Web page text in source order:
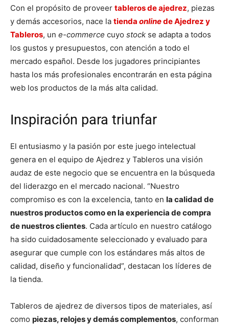
Con el propósito de proveer tableros de ajedrez, piezas
y demás accesorios, nace la tienda onlinede Ajedrez y
Tableros, un e-commerce cuyo stock se adapta a todos
los gustos y presupuestos, con atención a todo el
mercado español. Desde los jugadores principiantes
hasta los más profesionales encontrarán en esta página
web los productos de la más alta calidad.
Inspiración para triunfar
El entusiasmo y la pasión por este juego intelectual
genera en el equipo de Ajedrez y Tableros una visión
audaz de este negocio que se encuentra en la búsqueda
del liderazgo en el mercado nacional. “Nuestro
compromiso es con la excelencia, tanto en la calidad de
nuestros productos como en la experiencia de compra
de nuestros clientes. Cada artículo en nuestro catálogo
ha sido cuidadosamente seleccionado y evaluado para
asegurar que cumple con los estándares más altos de
calidad, diseño y funcionalidad”, destacan los líderes de
la tienda.
Tableros de ajedrez de diversos tipos de materiales, así
como piezas, relojes y demás complementos, conforman